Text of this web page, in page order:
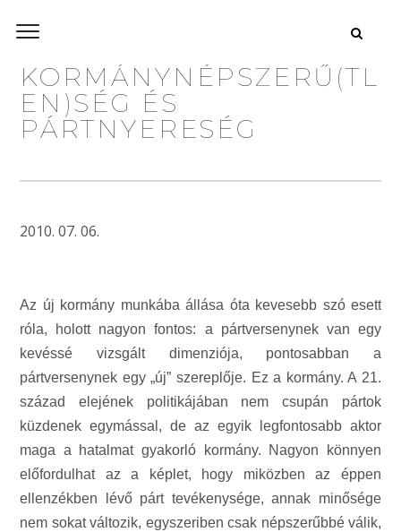
KORMÁNYNÉPSZERŰ(TL
EN)SÉG ÉS
PÁRTNYERESÉG
2010. 07. 06.
Az új kormány munkába állása óta kevesebb szó esett
róla, holott nagyon fontos: a pártversenynek van egy
kevéssé vizsgált dimenziója, pontosabban a
pártversenynek egy „új” szereplője. Ez a kormány. A 21.
század elejének politikájában nem csupán pártok
küzdenek egymással, de az egyik legfontosabb aktor
maga a hatalmat gyakorló kormány. Nagyon könnyen
előfordulhat az a képlet, hogy miközben az éppen
ellenzékben lévő párt tevékenysége, annak minősége
nem sokat változik, egyszeriben csak népszerűbbé válik,